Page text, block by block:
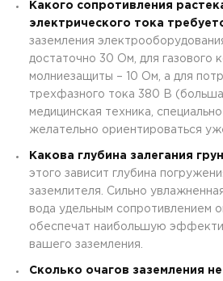
Какого сопротивления
электрического тока
заземления
достаточно 30 Ом, для газового
молниезащиты – 10 Ом, а для
трехфазного тока 380 В
медицинская техника,
желательно ориентироваться
Какова глубина залегания
этого зависит глубина
заземлителя. Сильно
вода удельным сопротивлением
обеспечат наибольшую
вашего заземления.
Сколько очагов заземления